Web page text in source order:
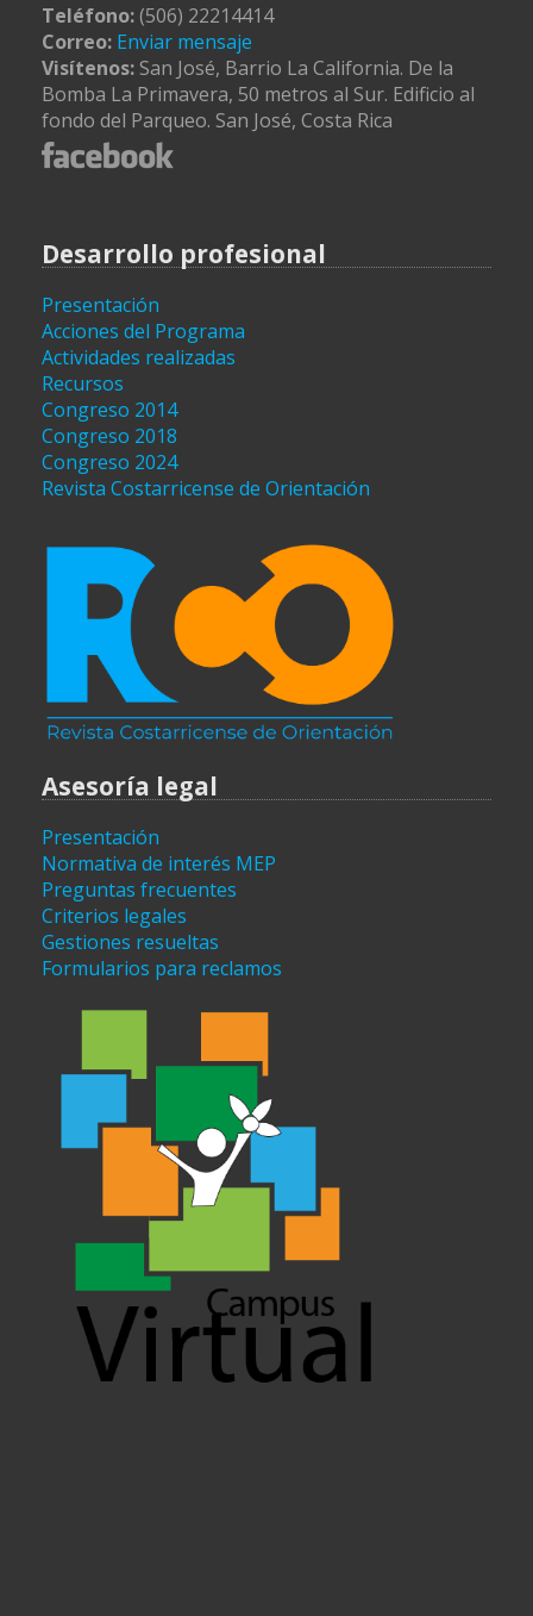
Teléfono:(506) 22214414
Correo: Enviar mensaje
Visítenos: San José, Barrio La California. De la
Bomba La Primavera, 50 metros al Sur. Edificio al
fondo del Parqueo. San José, Costa Rica
Desarrollo profesional
Presentación
Acciones del Programa
Actividades realizadas
Recursos
Congreso 2014
Congreso 2018
Congreso 2024
Revista Costarricense de Orientación
Asesoría legal
Presentación
Normativa de interés MEP
Preguntas frecuentes
Criterios legales
Gestiones resueltas
Formularios para reclamos